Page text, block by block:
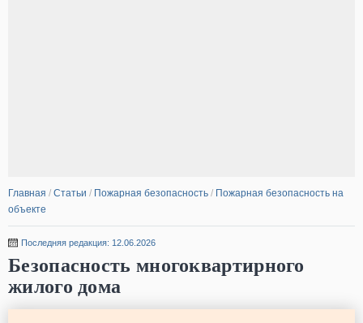
Главная / Статьи / Пожарная безопасность / Пожарная безопасность на
объекте
Последняя редакция: 12.06.2026
Безопасность многоквартирного
жилого дома